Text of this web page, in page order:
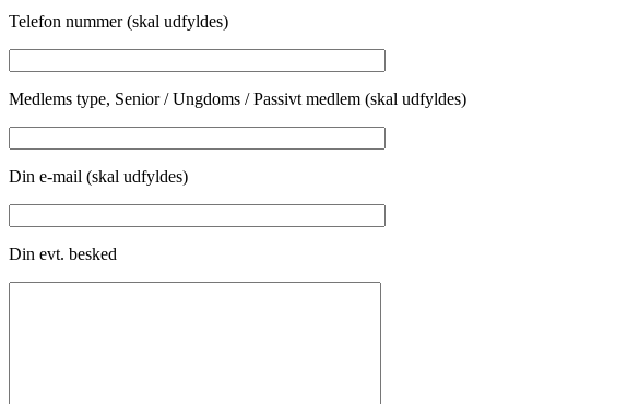
Telefon nummer (skal udfyldes)
Medlems type, Senior / Ungdoms / Passivt medlem (skal udfyldes)
Din e-mail (skal udfyldes)
Din evt. besked